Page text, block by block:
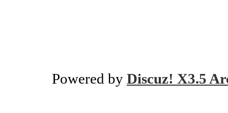
Powered by Discuz! X3.5